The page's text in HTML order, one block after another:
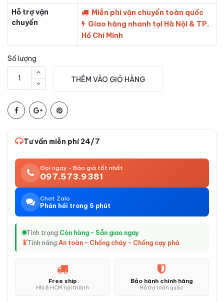
Hỗ trợ vận
chuyển
Miễn phí vận chuyển toàn quốc
Giao hàng nhanh tại Hà Nội & TP.
Hồ Chí Minh
Số lượng
THÊM VÀO GIỎ HÀNG
Tư vấn miễn phí 24/7
Gọi ngay - Báo giá tốt nhất
097.573.9381
Chat Zalo
Phản hồi trong 5 phút
Tình trạng:Còn hàng - Sẵn giao ngay
Tính năng:An toàn - Chống cháy - Chống cạy phá
Free ship
HN & HCM nội thành
Bảo hành chính hãng
Hỗ trợ toàn quốc